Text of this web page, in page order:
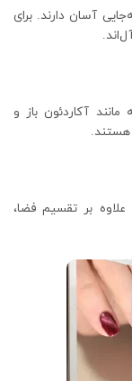
آسان دارند. برای
آکاردئون باز و
بر تقسیم فضا،